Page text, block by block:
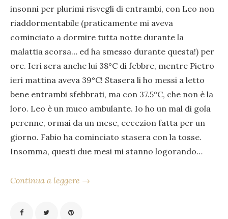
insonni per plurimi risvegli di entrambi, con Leo non
riaddormentabile (praticamente mi aveva
cominciato a dormire tutta notte durante la
malattia scorsa… ed ha smesso durante questa!) per
ore. Ieri sera anche lui 38°C di febbre, mentre Pietro
ieri mattina aveva 39°C! Stasera li ho messi a letto
bene entrambi sfebbrati, ma con 37.5°C, che non è la
loro. Leo è un muco ambulante. Io ho un mal di gola
perenne, ormai da un mese, eccezion fatta per un
giorno. Fabio ha cominciato stasera con la tosse.
Insomma, questi due mesi mi stanno logorando…
Continua a leggere →